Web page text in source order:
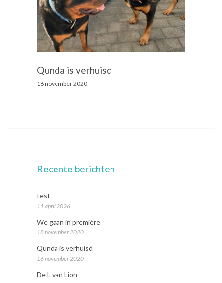
Qunda is verhuisd
16 november 2020
Recente berichten
test
11 april 2026
We gaan in première
18 november 2020
Qunda is verhuisd
16 november 2020
De L van Lion